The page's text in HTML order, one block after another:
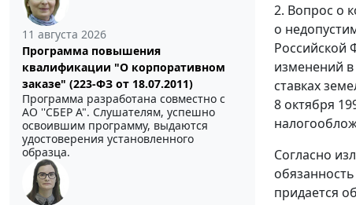
11 августа 2026
Программа повышения
квалификации "О корпоративном
заказе" (223-ФЗ от 18.07.2011)
Программа разработана совместно с
АО ''СБЕР А". Слушателям, успешно
освоившим программу, выдаются
удостоверения установленного
образца.
2. Вопрос о
о
Российской
изменений
ставках
8 октября
Согласно
придается